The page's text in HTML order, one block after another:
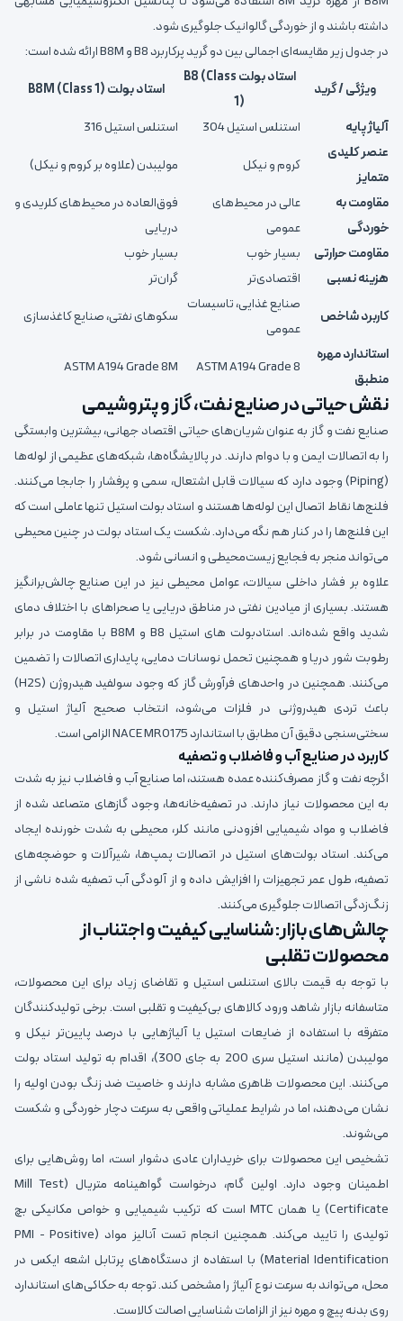
داشته باشند و از خوردگی گالوانیک جلوگیری شود.
در جدول زیر مقایسه‌ای اجمالی بین دو گرید پرکاربرد B8 و B8M ارائه شده است:
ویژگی / گرید
استاد بولت B8 (Class
1)
استاد بولت B8M (Class 1)
آلیاژ پایه
استنلس استیل 304
استنلس استیل 316
عنصر کلیدی
متمایز
کروم و نیکل
مولیبدن (علاوه بر کروم و نیکل)
مقاومت به
خوردگی
عالی در محیط‌های
عمومی
فوق‌العاده در محیط‌های کلریدی و
دریایی
مقاومت حرارتی
بسیار خوب
بسیار خوب
هزینه نسبی
اقتصادی‌تر
گران‌تر
کاربرد شاخص
صنایع غذایی، تاسیسات
عمومی
سکوهای نفتی، صنایع کاغذسازی
استاندارد مهره
منطبق
ASTM A194 Grade 8
ASTM A194 Grade 8M
نقش حیاتی در صنایع نفت، گاز و پتروشیمی
صنایع نفت و گاز به عنوان شریان‌های حیاتی اقتصاد جهانی، بیشترین وابستگی
را به اتصالات ایمن و با دوام دارند. در پالایشگاه‌ها، شبکه‌های عظیمی از لوله‌ها
(Piping) وجود دارد که سیالات قابل اشتعال، سمی و پرفشار را جابجا می‌کنند.
فلنج‌ها نقاط اتصال این لوله‌ها هستند و استاد بولت استیل تنها عاملی است که
این فلنج‌ها را در کنار هم نگه می‌دارد. شکست یک استاد بولت در چنین محیطی
می‌تواند منجر به فجایع زیست‌محیطی و انسانی شود.
علاوه بر فشار داخلی سیالات، عوامل محیطی نیز در این صنایع چالش‌برانگیز
هستند. بسیاری از میادین نفتی در مناطق دریایی یا صحراهای با اختلاف دمای
شدید واقع شده‌اند. استادبولت های استیل B8 و B8M با مقاومت در برابر
رطوبت شور دریا و همچنین تحمل نوسانات دمایی، پایداری اتصالات را تضمین
می‌کنند. همچنین در واحدهای فرآورش گاز که وجود سولفید هیدروژن (H2S)
باعث تردی هیدروژنی در فلزات می‌شود، انتخاب صحیح آلیاژ استیل و
سختی‌سنجی دقیق آن مطابق با استاندارد NACE MR0175 الزامی است.
کاربرد در صنایع آب و فاضلاب و تصفیه
اگرچه نفت و گاز مصرف‌کننده عمده هستند، اما صنایع آب و فاضلاب نیز به شدت
به این محصولات نیاز دارند. در تصفیه‌خانه‌ها، وجود گازهای متصاعد شده از
فاضلاب و مواد شیمیایی افزودنی مانند کلر، محیطی به شدت خورنده ایجاد
می‌کند. استاد بولت‌های استیل در اتصالات پمپ‌ها، شیرآلات و حوضچه‌های
تصفیه، طول عمر تجهیزات را افزایش داده و از آلودگی آب تصفیه شده ناشی از
زنگ‌زدگی اتصالات جلوگیری می‌کنند.
چالش‌های بازار: شناسایی کیفیت و اجتناب از
محصولات تقلبی
با توجه به قیمت بالای استنلس استیل و تقاضای زیاد برای این محصولات،
متاسفانه بازار شاهد ورود کالاهای بی‌کیفیت و تقلبی است. برخی تولیدکنندگان
متفرقه با استفاده از ضایعات استیل یا آلیاژهایی با درصد پایین‌تر نیکل و
مولیبدن (مانند استیل سری 200 به جای 300)، اقدام به تولید استاد بولت
می‌کنند. این محصولات ظاهری مشابه دارند و خاصیت ضد زنگ بودن اولیه را
نشان می‌دهند، اما در شرایط عملیاتی واقعی به سرعت دچار خوردگی و شکست
می‌شوند.
تشخیص این محصولات برای خریداران عادی دشوار است، اما روش‌هایی برای
اطمینان وجود دارد. اولین گام، درخواست گواهینامه متریال (Mill Test
Certificate) یا همان MTC است که ترکیب شیمیایی و خواص مکانیکی بچ
تولیدی را تایید می‌کند. همچنین انجام تست آنالیز مواد (PMI - Positive
Material Identification) با استفاده از دستگاه‌های پرتابل اشعه ایکس در
محل، می‌تواند به سرعت نوع آلیاژ را مشخص کند. توجه به حکاکی‌های استاندارد
روی بدنه پیچ و مهره نیز از الزامات شناسایی اصالت کالاست.